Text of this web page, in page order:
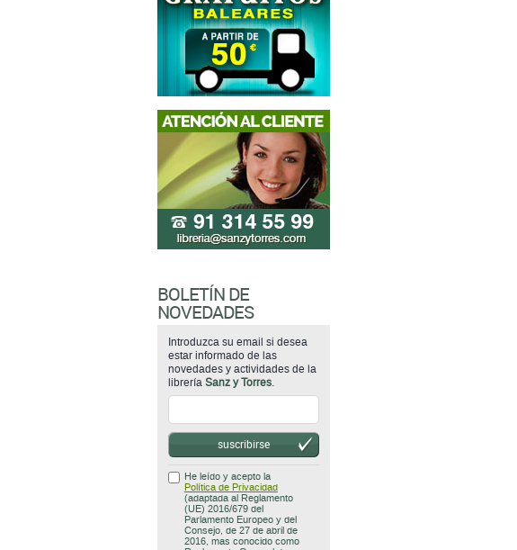
BOLETÍN DE
NOVEDADES
Introduzca su email si desea
estar informado de las
novedades y actividades de la
librería Sanz y Torres.
suscribirse
He leído y acepto la
Política de Privacidad
(adaptada al Reglamento
(UE) 2016/679 del
Parlamento Europeo y del
Consejo, de 27 de abril de
2016, mas conocido como